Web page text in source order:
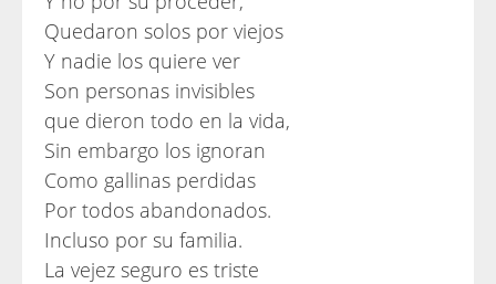
Quedaron solos por viejos
Y nadie los quiere ver
Son personas invisibles
que dieron todo en la vida,
Sin embargo los ignoran
Como gallinas perdidas
Por todos abandonados.
Incluso por su familia.
La vejez seguro es triste